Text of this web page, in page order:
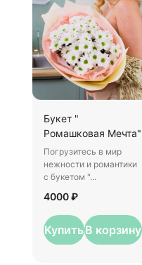
Букет "
Ромашковая Мечта"
Погрузитесь в мир
нежности и романтики
с букетом "...
4000 ₽
КупитьВ корзину